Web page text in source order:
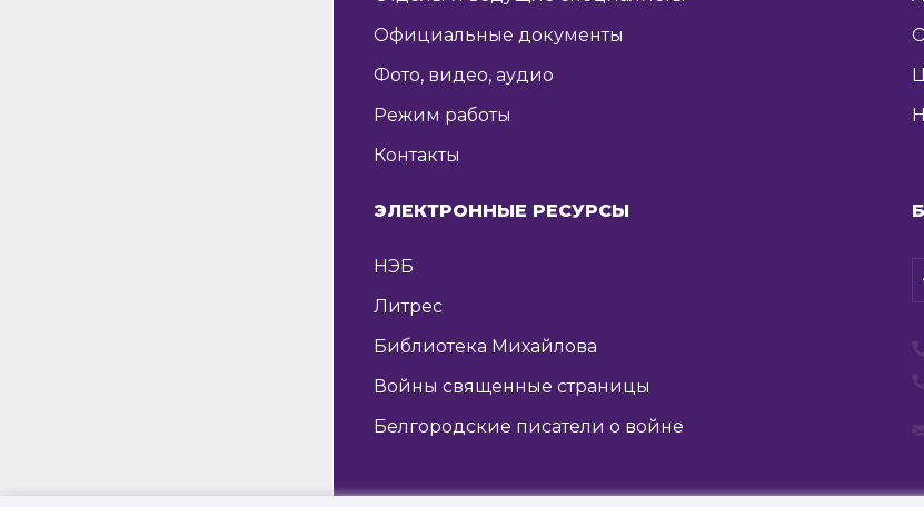
Официальные документы
Фото, видео, аудио
Режим работы
Контакты
ЭЛЕКТРОННЫЕ РЕСУРСЫ
НЭБ
Литрес
Библиотека Михайлова
Войны священные страницы
Белгородские писатели о войне